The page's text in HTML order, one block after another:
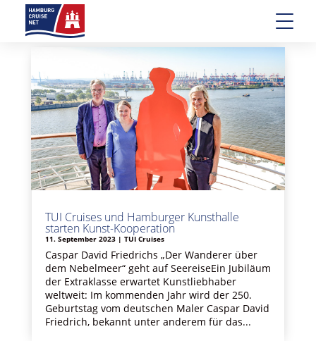
TUI Cruises und Hamburger Kunsthalle
starten Kunst-Kooperation
11. September 2023| TUI Cruises
Caspar David Friedrichs „Der Wanderer über
dem Nebelmeer“ geht auf SeereiseEin Jubiläum
der Extraklasse erwartet Kunstliebhaber
weltweit: Im kommenden Jahr wird der 250.
Geburtstag vom deutschen Maler Caspar David
Friedrich, bekannt unter anderem für das...